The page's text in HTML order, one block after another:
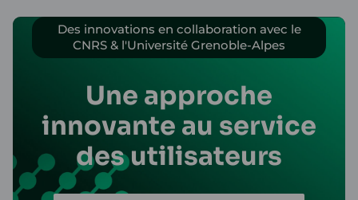
Des innovations en collaboration avec le
CNRS & l'Université Grenoble-Alpes
Une approche
innovante au service
des utilisateurs